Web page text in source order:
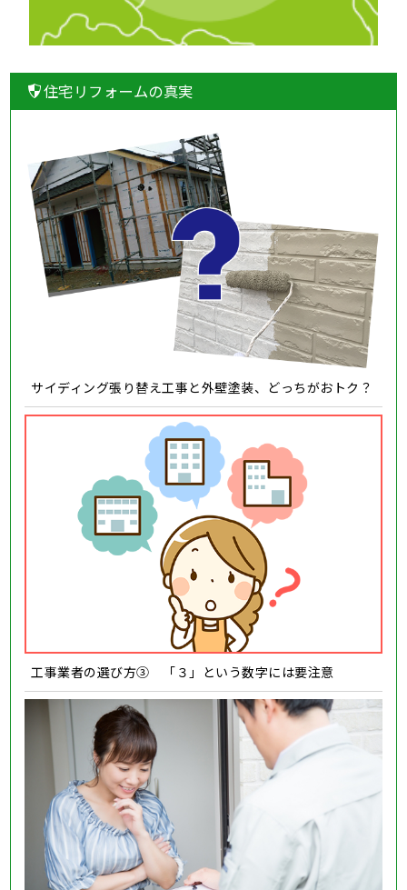
住宅リフォームの真実
サイディング張り替え工事と外壁塗装、どっちがおトク？
工事業者の選び方③ 「３」という数字には要注意